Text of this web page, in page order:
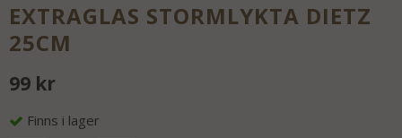
EXTRAGLAS STORMLYKTA DIETZ
25CM
99 kr
Finns i lager